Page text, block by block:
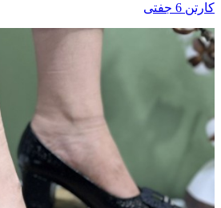
کارتن 6 جفتی